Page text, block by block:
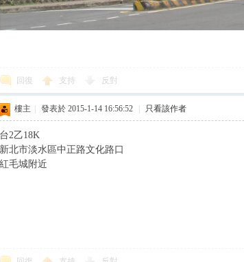
回復 支持 反對
樓主 發表於 2015-1-14 16:56:52 只看該作者
台2乙18K
新北市淡水區中正路文化路口
紅毛城附近